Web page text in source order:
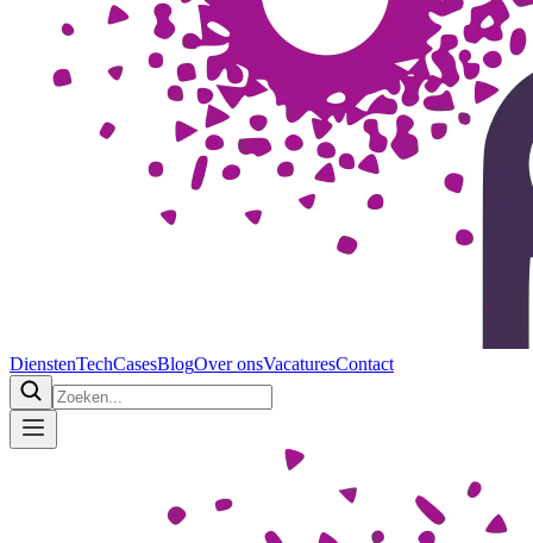
DienstenTechCasesBlogOver onsVacaturesContact